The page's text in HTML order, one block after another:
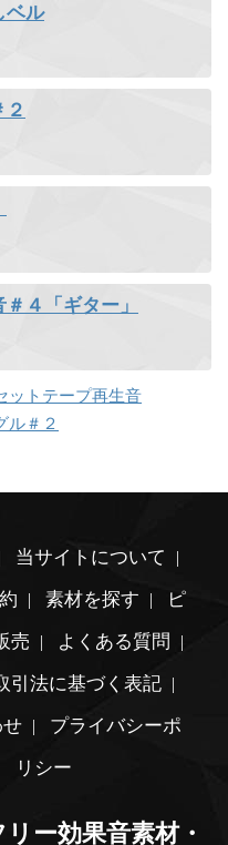
ベル
２
４「ギター」
ットテープ再生音
ル＃２
当サイトについて
素材を探す
ピ
売
よくある質問
引法に基づく表記
プライバシーポ
リシー
ー効果音素材・